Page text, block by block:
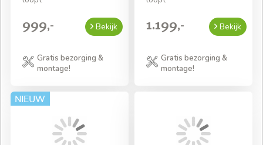
999,- Bekijk
Gratis bezorging &
montage!
1.199,- Bekijk
Gratis bezorging &
montage!